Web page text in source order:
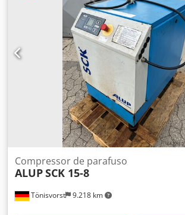
Tönisvorst 9.218 km
Compressor de parafuso
ALUPSCK 15-8